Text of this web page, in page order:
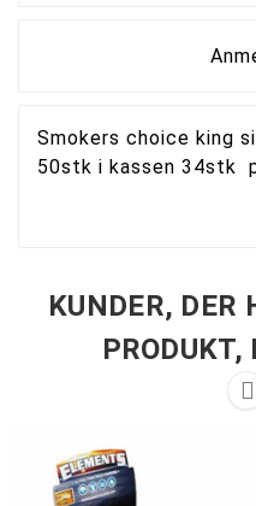
Smokers choice king
50stk i kassen 34stk
KUNDER, DER
PRODUKT,
